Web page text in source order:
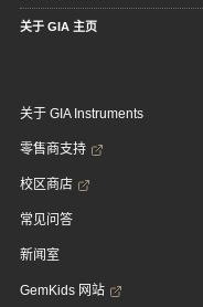
关于 GIA 主页
关于 GIA Instruments
零售商支持
校区商店
常见问答
新闻室
GemKids 网站